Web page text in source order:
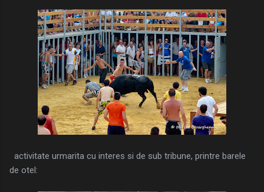
activitate urmarita cu interes si de sub tribune, printre barele
de otel: